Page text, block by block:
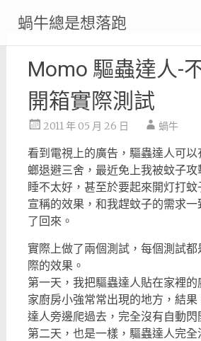
content
蝸牛總是想落跑
Momo 驅蟲達人-
開箱實際測試
2011 年 05 月 26 日 蝸牛
看到電視上的廣告，驅蟲達人可
螂退避三舍，最近免上我被蚊子攻
睡不太好，甚至於要起來開灯打
宣稱的效果，和我趕蚊子的需求
了回來。
實際上做了兩個測試，每個測試
際的效果。
第一天，我把驅蟲達人貼在家裡
家廚房小強常常出現的地方，結
達人旁邊爬過去，完全沒有自動閃
第二天，也是一樣，驅蟲達人完